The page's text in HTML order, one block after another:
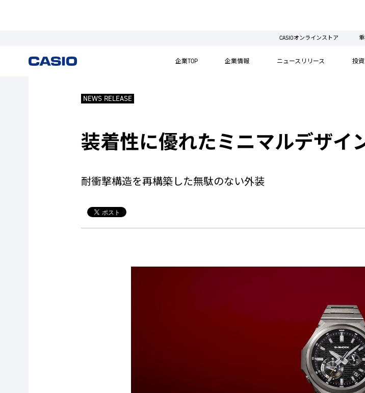
CASIOオンラインストア
企業TOP 企業情報 ニュースリリース 投
NEWS RELEASE
装着性に優れたミニマルデザイ
耐衝撃構造を再構築した無駄のない外装